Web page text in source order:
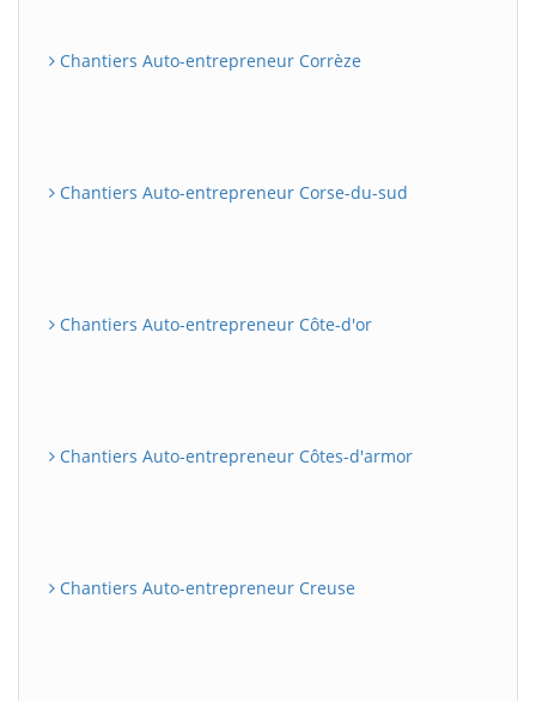
Chantiers Auto-entrepreneur Corrèze
Chantiers Auto-entrepreneur Corse-du-sud
Chantiers Auto-entrepreneur Côte-d'or
Chantiers Auto-entrepreneur Côtes-d'armor
Chantiers Auto-entrepreneur Creuse